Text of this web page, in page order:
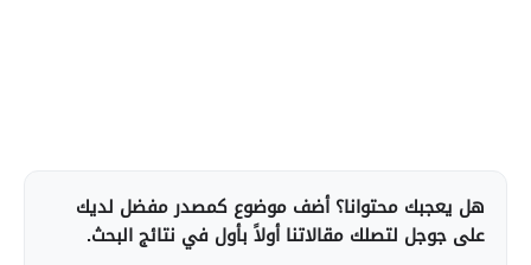
هل يعجبك محتوانا؟ أضف موضوع كمصدر مفضل لديك
على جوجل لتصلك مقالاتنا أولاً بأول في نتائج البحث.